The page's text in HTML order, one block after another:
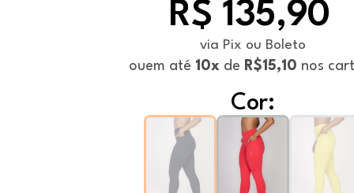
R$ 135,90
via Pix ou Boleto
ouem até 10xde R$15,10 nos
Cor: